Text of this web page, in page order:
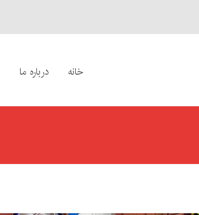
خانه درباره ما